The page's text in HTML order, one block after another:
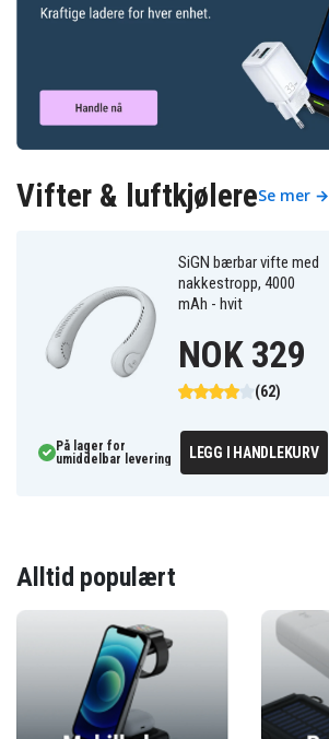
Vifter & luftkjølereSe mer →
SiGN bærbar vifte med
nakkestropp, 4000
mAh - hvit
(62)
NOK 329
På lager for
umiddelbar levering
LEGG I HANDLEKURV
Alltid populært